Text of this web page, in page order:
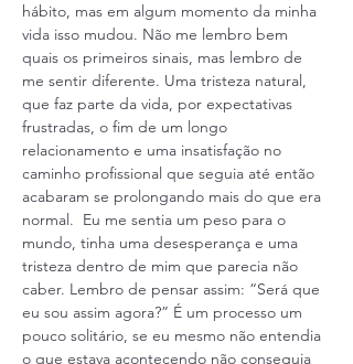
hábito, mas em algum momento da minha
vida isso mudou. Não me lembro bem
quais os primeiros sinais, mas lembro de
me sentir diferente. Uma tristeza natural,
que faz parte da vida, por expectativas
frustradas, o fim de um longo
relacionamento e uma insatisfação no
caminho profissional que seguia até então
acabaram se prolongando mais do que era
normal.  Eu me sentia um peso para o
mundo, tinha uma desesperança e uma
tristeza dentro de mim que parecia não
caber. Lembro de pensar assim: “Será que
eu sou assim agora?” É um processo um
pouco solitário, se eu mesmo não entendia
o que estava acontecendo não conseguia